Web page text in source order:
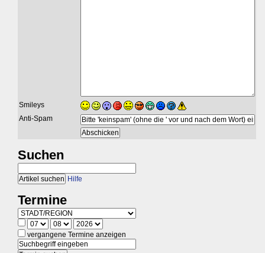
Smileys
Anti-Spam
Suchen
Hilfe
Termine
vergangene Termine anzeigen